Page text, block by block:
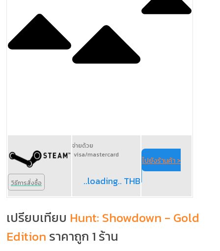
วิธีการสั่งซื้อ
จ่ายด้วย
visa/mastercard
..loading.. THB
ไปยังร้านค้า >
เปรียบเทียบ Hunt: Showdown - Gold
Edition ราคาถูก 1 ร้าน